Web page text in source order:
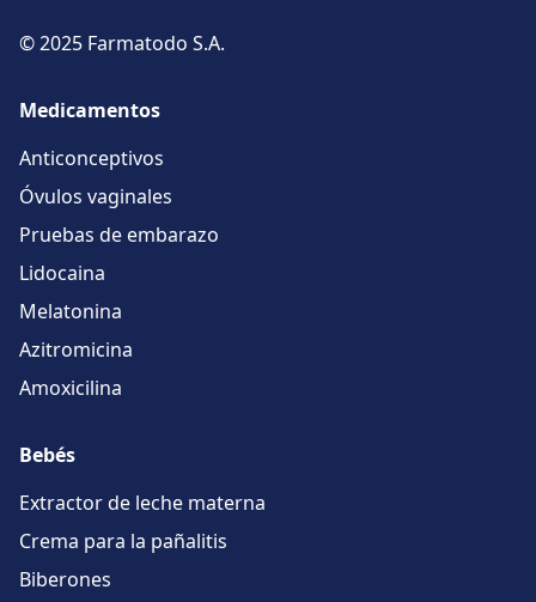
© 2025 Farmatodo S.A.
Medicamentos
Anticonceptivos
Óvulos vaginales
Pruebas de embarazo
Lidocaina
Melatonina
Azitromicina
Amoxicilina
Bebés
Extractor de leche materna
Crema para la pañalitis
Biberones